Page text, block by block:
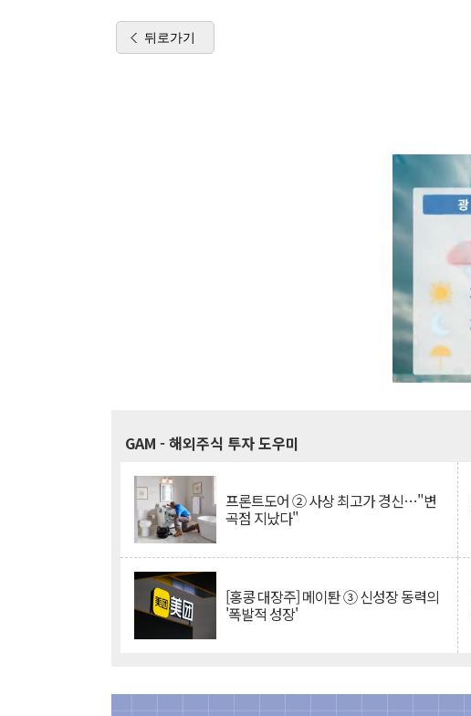
뒤로가기
GAM - 해외주식 투자 도우미
프론트도어 ② 사상 최고가 경신…"변
곡점 지났다"
[홍콩 대장주] 메이퇀 ③ 신성장 동력의
'폭발적 성장'